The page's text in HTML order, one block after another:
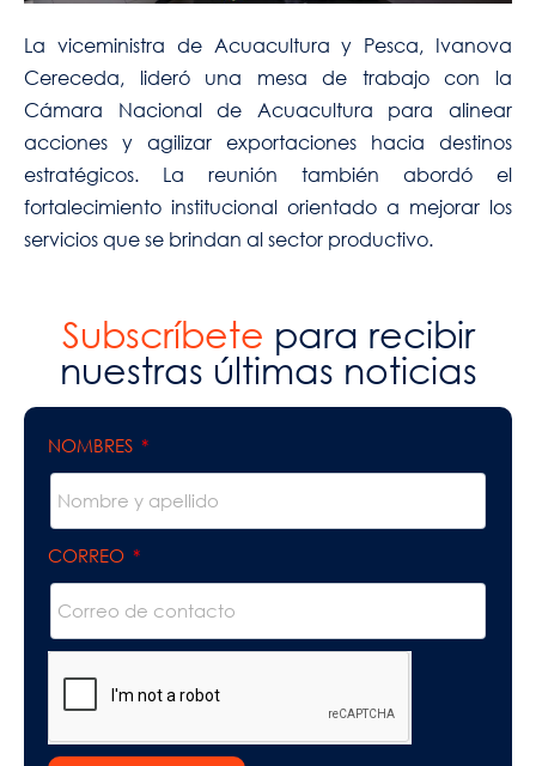
La viceministra de Acuacultura y Pesca, Ivanova
Cereceda, lideró una mesa de trabajo con la
Cámara Nacional de Acuacultura para alinear
acciones y agilizar exportaciones hacia destinos
estratégicos. La reunión también abordó el
fortalecimiento institucional orientado a mejorar los
servicios que se brindan al sector productivo.
Subscríbete para recibir
nuestras últimas noticias
NOMBRES
CORREO